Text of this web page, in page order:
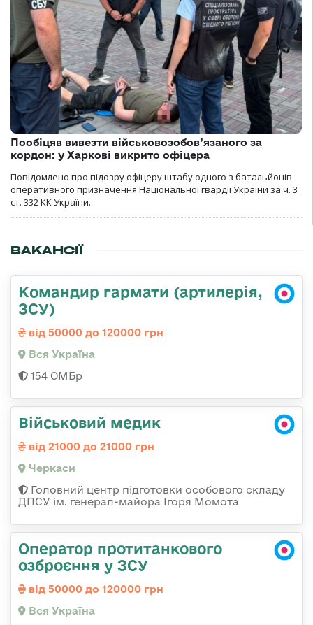
Пообіцяв вивезти військовозобов’язаного за
кордон: у Харкові викрито офіцера
Повідомлено про підозру офіцеру штабу одного з батальйонів
оперативного призначення Національної гвардії України за ч. 3
ст. 332 КК України.
ВАКАНСІЇ
Командир гармати (артилерія,
ЗСУ)
від 50000 до 120000 грн
Вся Україна
154 ОМБр
Військовий медик
від 21000 до 21000 грн
Черкаси
Головний центр підготовки особового складу
ДПСУ ім. генерал-майора Ігоря Момота
Оператор протитанкового
озброєння у ЗСУ
від 50000 до 120000 грн
Вся Україна